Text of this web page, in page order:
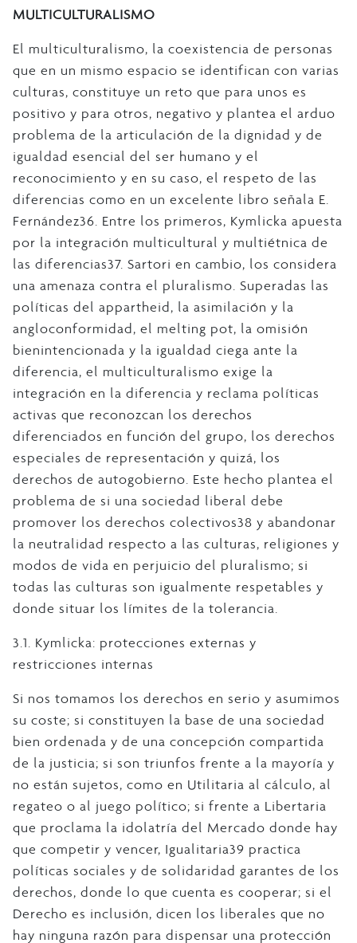
MULTICULTURALISMO
El multiculturalismo, la coexistencia de personas
que en un mismo espacio se identifican con varias
culturas, constituye un reto que para unos es
positivo y para otros, negativo y plantea el arduo
problema de la articulación de la dignidad y de
igualdad esencial del ser humano y el
reconocimiento y en su caso, el respeto de las
diferencias como en un excelente libro señala E.
Fernández36. Entre los primeros, Kymlicka apuesta
por la integración multicultural y multiétnica de
las diferencias37. Sartori en cambio, los considera
una amenaza contra el pluralismo. Superadas las
políticas del appartheid, la asimilación y la
angloconformidad, el melting pot, la omisión
bienintencionada y la igualdad ciega ante la
diferencia, el multiculturalismo exige la
integración en la diferencia y reclama políticas
activas que reconozcan los derechos
diferenciados en función del grupo, los derechos
especiales de representación y quizá, los
derechos de autogobierno. Este hecho plantea el
problema de si una sociedad liberal debe
promover los derechos colectivos38 y abandonar
la neutralidad respecto a las culturas, religiones y
modos de vida en perjuicio del pluralismo; si
todas las culturas son igualmente respetables y
donde situar los límites de la tolerancia.
3.1. Kymlicka: protecciones externas y
restricciones internas
Si nos tomamos los derechos en serio y asumimos
su coste; si constituyen la base de una sociedad
bien ordenada y de una concepción compartida
de la justicia; si son triunfos frente a la mayoría y
no están sujetos, como en Utilitaria al cálculo, al
regateo o al juego político; si frente a Libertaria
que proclama la idolatría del Mercado donde hay
que competir y vencer, Igualitaria39 practica
políticas sociales y de solidaridad garantes de los
derechos, donde lo que cuenta es cooperar; si el
Derecho es inclusión, dicen los liberales que no
hay ninguna razón para dispensar una protección